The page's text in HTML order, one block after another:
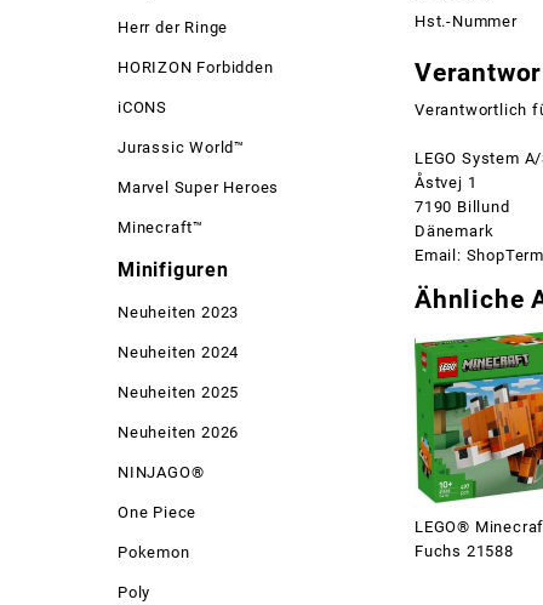
Herr der Ringe
HORIZON Forbidden
iCONS
Jurassic World™
Marvel Super Heroes
Minecraft™
Minifiguren
Neuheiten 2023
Neuheiten 2024
Neuheiten 2025
Neuheiten 2026
NINJAGO®
One Piece
Pokemon
Poly
Hst.-Nummer
Verantwortlich
LEGO System
Åstvej 1
7190 Billund
Dänemark
Email:
Ähnliche
LEGO®
Fuchs 21588